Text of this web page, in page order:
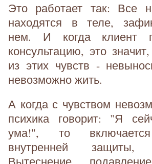
Это работает так: Все
находятся в теле,
нем. И когда клиент
консультацию, это
из этих чувств -
невозможно жить.
А когда с чувством
психика говорит: "Я
ума!", то
внутренней защиты,